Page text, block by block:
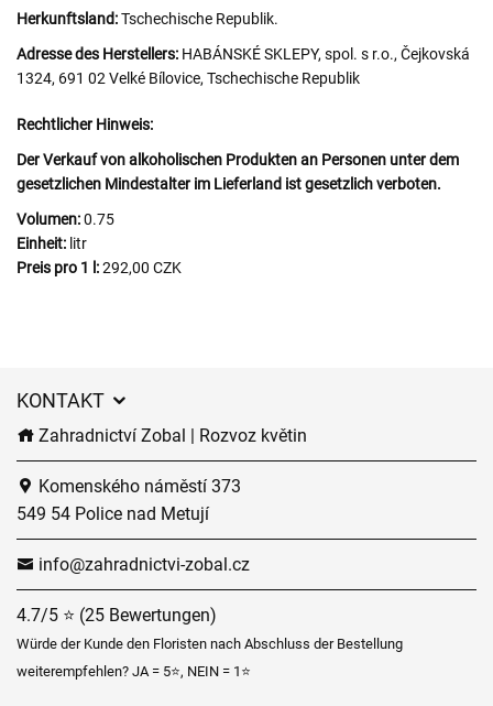
Herkunftsland:Tschechische Republik.
Adresse des Herstellers: HABÁNSKÉ SKLEPY, spol. s r.o., Čejkovská
1324, 691 02 Velké Bílovice, Tschechische Republik
Rechtlicher Hinweis:
Der Verkauf von alkoholischen Produkten an Personen unter dem
gesetzlichen Mindestalter im Lieferland ist gesetzlich verboten.
Volumen:0.75
Einheit: litr
Preis pro 1 l:292,00 CZK
KONTAKT
Zahradnictví Zobal | Rozvoz květin
Komenského náměstí 373
549 54 Police nad Metují
info@zahradnictvi-zobal.cz
4.7/5 ⭐ (25 Bewertungen)
Würde der Kunde den Floristen nach Abschluss der Bestellung
weiterempfehlen? JA = 5⭐, NEIN = 1⭐